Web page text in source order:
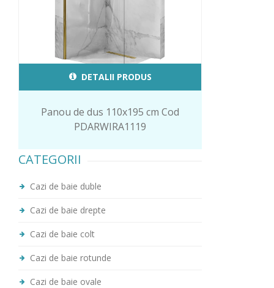
DETALII PRODUS
Panou de dus 110x195 cm Cod
PDARWIRA1119
CATEGORII
Cazi de baie duble
Cazi de baie drepte
Cazi de baie colt
Cazi de baie rotunde
Cazi de baie ovale